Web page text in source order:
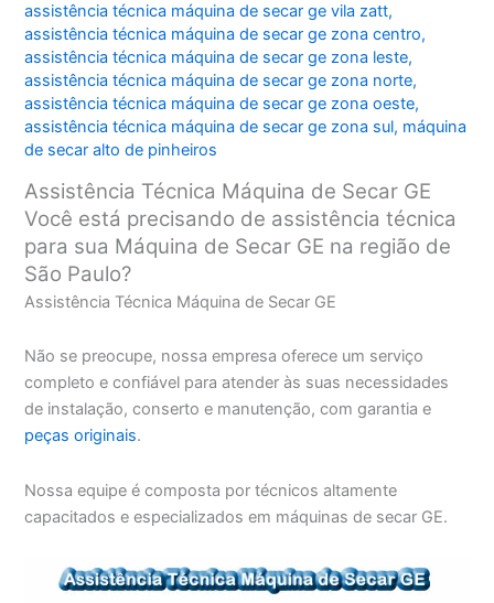
assistência técnica máquina de secar ge vila zatt,
assistência técnica máquina de secar ge zona centro,
assistência técnica máquina de secar ge zona leste,
assistência técnica máquina de secar ge zona norte,
assistência técnica máquina de secar ge zona oeste,
assistência técnica máquina de secar ge zona sul, máquina
de secar alto de pinheiros
Assistência Técnica Máquina de Secar GE
Você está precisando de assistência técnica
para sua Máquina de Secar GE na região de
São Paulo?
Assistência Técnica Máquina de Secar GE
Não se preocupe, nossa empresa oferece um serviço
completo e confiável para atender às suas necessidades
de instalação, conserto e manutenção, com garantia e
peças originais.
Nossa equipe é composta por técnicos altamente
capacitados e especializados em máquinas de secar GE.